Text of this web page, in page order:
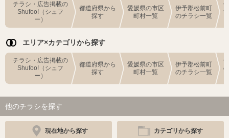
チラシ・広告掲載の
Shufoo!（シュフ
ー）
都道府県から
探す
愛媛県の市区
町村一覧
伊予郡松前町
のチラシ一覧
エリア×カテゴリから探す
チラシ・広告掲載の
Shufoo!（シュフ
ー）
都道府県から
探す
愛媛県の市区
町村一覧
伊予郡松前町
のチラシ一覧
他のチラシを探す
現在地から探す カテゴリから探す